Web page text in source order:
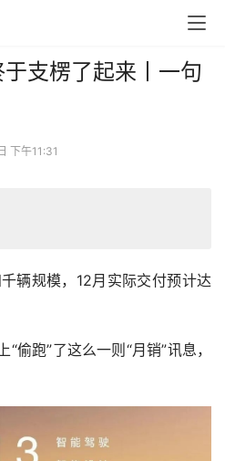
支楞了起来丨一句
下午11:31
辆规模，12月实际交付预计达
偷跑”了这么一则“月销”讯息，